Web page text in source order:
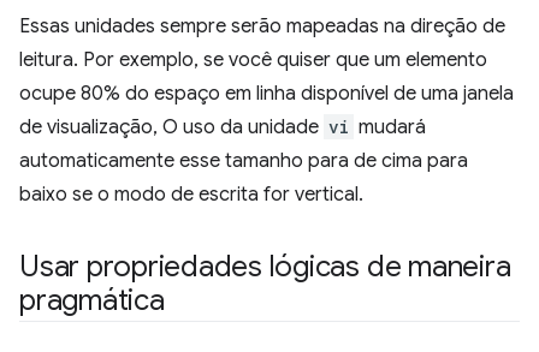
Essas unidades sempre serão mapeadas na direção de
leitura. Por exemplo, se você quiser que um elemento
ocupe 80% do espaço em linha disponível de uma janela
de visualização, O uso da unidade vi mudará
automaticamente esse tamanho para de cima para
baixo se o modo de escrita for vertical.
Usar propriedades lógicas de maneira
pragmática